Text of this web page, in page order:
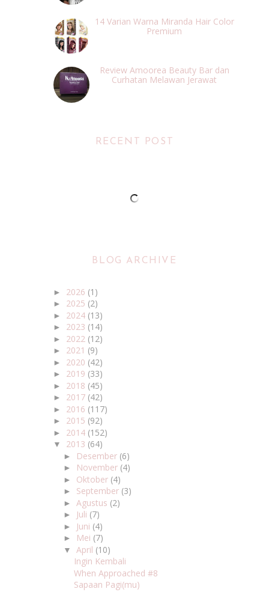
14 Varian Warna Miranda Hair Color
Premium
Review Amoorea Beauty Bar dan
Curhatan Melawan Jerawat
RECENT POST
BLOG ARCHIVE
► 2026 (1)
► 2025 (2)
► 2024 (13)
► 2023 (14)
► 2022 (12)
► 2021 (9)
► 2020 (42)
► 2019 (33)
► 2018 (45)
► 2017 (42)
► 2016 (117)
► 2015 (92)
► 2014 (152)
▼ 2013 (64)
► Desember (6)
► November (4)
► Oktober (4)
► September (3)
►Agustus (2)
► Juli (7)
► Juni (4)
► Mei (7)
▼April (10)
Ingin Kembali
When Approached #8
Sapaan Pagi(mu)